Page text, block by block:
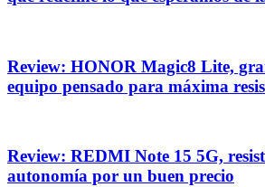
Review: HONOR Magic8 Lite,
equipo pensado para máxima
Review: REDMI Note 15 5G,
autonomía por un buen precio